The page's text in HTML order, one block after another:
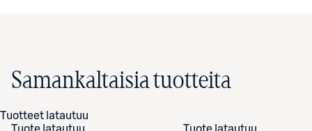
Samankaltaisia tuotteita
Tuotteet latautuu